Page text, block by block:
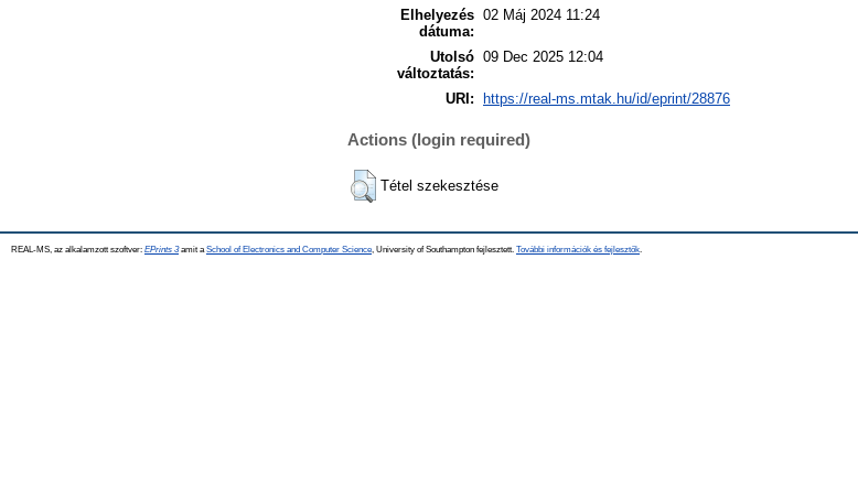
Elhelyezés
dátuma:
02 Máj 2024 11:24
Utolsó
változtatás:
09 Dec 2025 12:04
URI: https://real-ms.mtak.hu/id/eprint/28876
Actions (login required)
Tétel szekesztése
REAL-MS, az alkalamzott szoftver: EPrints 3amit a School of Electronics and Computer Science , University of Southampton fejlesztett. További információk és fejlesztők